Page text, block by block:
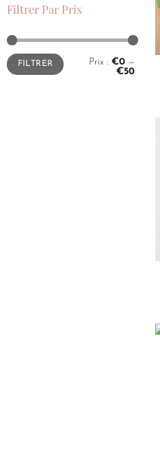
Filtrer Par Prix
FILTRER Prix : €0 —
€50